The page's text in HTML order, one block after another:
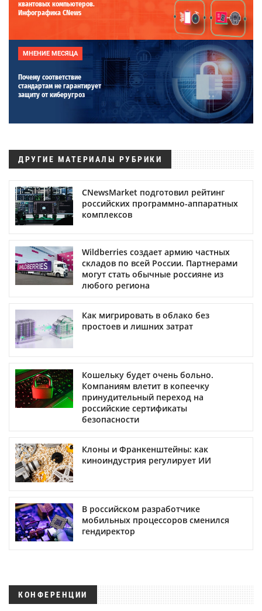
квантовых компьютеров.
Инфографика CNews
МНЕНИЕ МЕСЯЦА
Почему соответствие
стандартам не гарантирует
защиту от киберугроз
ДРУГИЕ МАТЕРИАЛЫ РУБРИКИ
CNewsMarket подготовил рейтинг
российских программно-аппаратных
комплексов
Wildberries создает армию частных
складов по всей России. Партнерами
могут стать обычные россияне из
любого региона
Как мигрировать в облако без
простоев и лишних затрат
Кошельку будет очень больно.
Компаниям влетит в копеечку
принудительный переход на
российские сертификаты
безопасности
Клоны и Франкенштейны: как
киноиндустрия регулирует ИИ
В российском разработчике
мобильных процессоров сменился
гендиректор
КОНФЕРЕНЦИИ